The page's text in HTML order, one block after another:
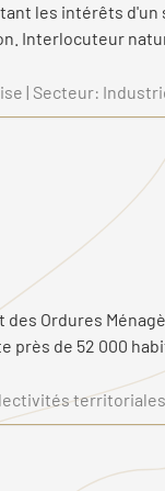
les intérêts d'un
Interlocuteur
| Secteur:
Ordures
de 52 000